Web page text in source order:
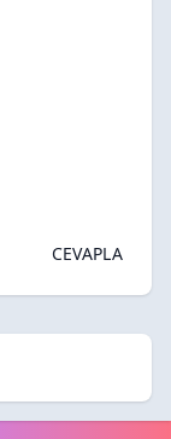
CEVAPLA